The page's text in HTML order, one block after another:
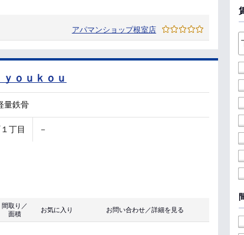
アパマンショップ根室店
ｏｕｋｏｕ
量鉄骨
丁目 －
間取り／
面積
お気に入り お問い合わせ／詳細を見る